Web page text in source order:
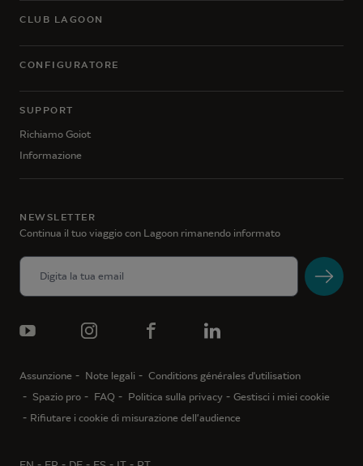
CLUB LAGOON
CONFIGURATORE
SUPPORT
Richiamo Goiot
Informazione
NEWSLETTER
Continua il tuo viaggio con Lagoon rimanendo informato
Assunzione Note legali
Conditions générales d'utilisation
Spazio pro
FAQ Politica sulla privacy
Gestisci i miei cookie
Rifiutare i cookie di misurazione dell’audience